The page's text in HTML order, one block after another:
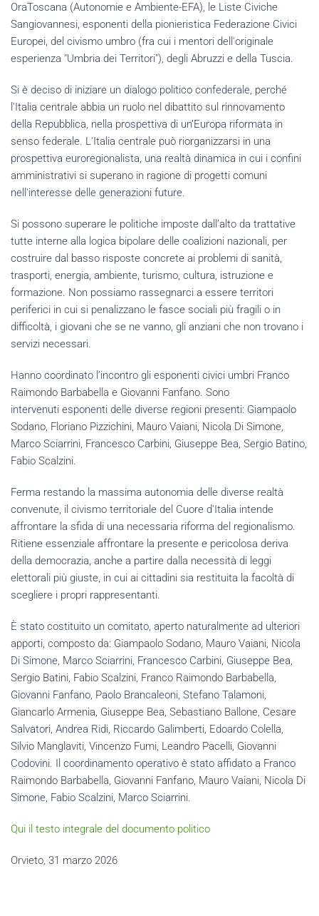
OraToscana (Autonomie e Ambiente-EFA), le Liste Civiche
Sangiovannesi, esponenti della pionieristica Federazione Civici
Europei, del civismo umbro (fra cui i mentori dell'originale
esperienza "Umbria dei Territori"), degli Abruzzi e della Tuscia.
Si è deciso di iniziare un dialogo politico confederale, perché
l'Italia centrale abbia un ruolo nel dibattito sul rinnovamento
della Repubblica, nella prospettiva di un’Europa riformata in
senso federale. L'Italia centrale può riorganizzarsi in una
prospettiva euroregionalista, una realtà dinamica in cui i confini
amministrativi si superano in ragione di progetti comuni
nell'interesse delle generazioni future.
Si possono superare le politiche imposte dall’alto da trattative
tutte interne alla logica bipolare delle coalizioni nazionali, per
costruire dal basso risposte concrete ai problemi di sanità,
trasporti, energia, ambiente, turismo, cultura, istruzione e
formazione. Non possiamo rassegnarci a essere territori
periferici in cui si penalizzano le fasce sociali più fragili o in
difficoltà, i giovani che se ne vanno, gli anziani che non trovano i
servizi necessari.
Hanno coordinato l’incontro gli esponenti civici umbri Franco
Raimondo Barbabella e Giovanni Fanfano. Sono
intervenuti esponenti delle diverse regioni presenti: Giampaolo
Sodano, Floriano Pizzichini, Mauro Vaiani, Nicola Di Simone,
Marco Sciarrini, Francesco Carbini, Giuseppe Bea, Sergio Batino,
Fabio Scalzini.
Ferma restando la massima autonomia delle diverse realtà
convenute, il civismo territoriale del Cuore d'Italia intende
affrontare la sfida di una necessaria riforma del regionalismo.
Ritiene essenziale affrontare la presente e pericolosa deriva
della democrazia, anche a partire dalla necessità di leggi
elettorali più giuste, in cui ai cittadini sia restituita la facoltà di
scegliere i propri rappresentanti.
È stato costituito un comitato, aperto naturalmente ad ulteriori
apporti, composto da: Giampaolo Sodano, Mauro Vaiani, Nicola
Di Simone, Marco Sciarrini, Francesco Carbini, Giuseppe Bea,
Sergio Batini, Fabio Scalzini, Franco Raimondo Barbabella,
Giovanni Fanfano, Paolo Brancaleoni, Stefano Talamoni,
Giancarlo Armenia, Giuseppe Bea, Sebastiano Ballone, Cesare
Salvatori, Andrea Ridi, Riccardo Galimberti, Edoardo Colella,
Silvio Manglaviti, Vincenzo Fumi, Leandro Pacelli, Giovanni
Codovini. Il coordinamento operativo è stato affidato a Franco
Raimondo Barbabella, Giovanni Fanfano, Mauro Vaiani, Nicola Di
Simone, Fabio Scalzini, Marco Sciarrini.
Qui il testo integrale del documento politico
Orvieto, 31 marzo 2026